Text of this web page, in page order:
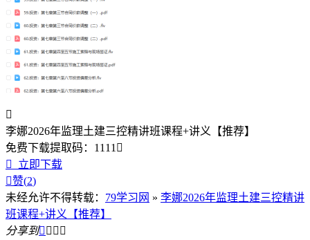

李娜2026年监理土建三控精讲班课程+讲义【推荐】
免费下载提取码： 1111 

立即下载
赞(2)
未经允许不得转载： 79学习网 » 李娜2026年监理土建三控精讲
班课程+讲义【推荐】
分享到   